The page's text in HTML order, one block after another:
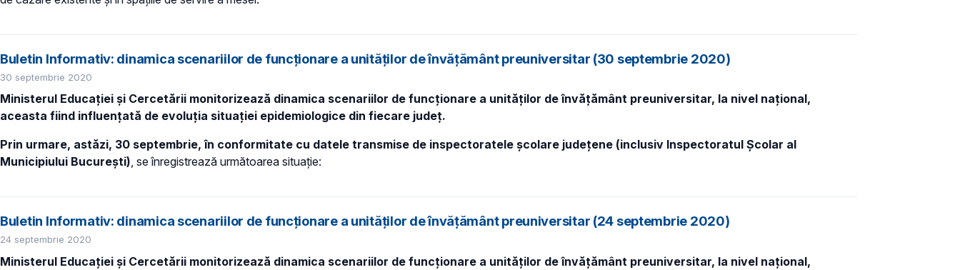
Buletin Informativ: dinamica scenariilor de funcționare a unităților de învățământ preuniversitar (30 septembrie 2020)
30 septembrie 2020
Ministerul Educației și Cercetării monitorizează dinamica scenariilor de funcționare a unităților de învățământ preuniversitar, la nivel național,
aceasta fiind influențată de evoluția situației epidemiologice din fiecare județ.
Prin urmare, astăzi, 30 septembrie, în conformitate cu datele transmise de inspectoratele școlare județene (inclusiv Inspectoratul Școlar al
Municipiului București), se înregistrează următoarea situație:
Buletin Informativ: dinamica scenariilor de funcționare a unităților de învățământ preuniversitar (24 septembrie 2020)
24 septembrie 2020
Ministerul Educației și Cercetării monitorizează dinamica scenariilor de funcționare a unităților de învățământ preuniversitar, la nivel național,